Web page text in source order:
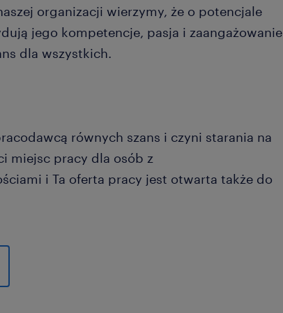
organizacji wierzymy, że o potencjale
jego kompetencje, pasja i zaangażowanie
dla wszystkich.
równych szans i czyni starania na
miejsc pracy dla osób z
i Ta oferta pracy jest otwarta także do
Ciebie doświadczenia. Możesz liczyć
w firmie.